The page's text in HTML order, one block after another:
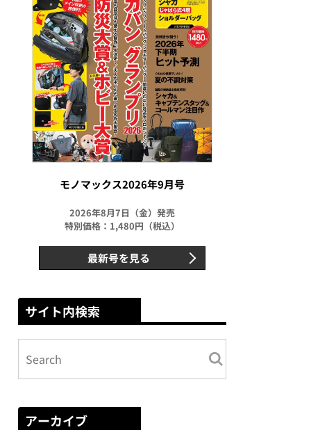
モノマックス2026年9月号
2026年8月7日（金）発売
特別価格：1,480円（税込）
最新号を見る
サイト内検索
アーカイブ